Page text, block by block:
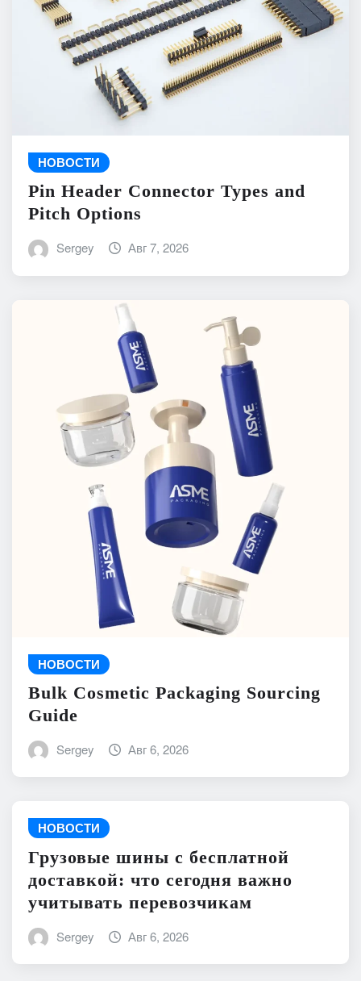
НОВОСТИ
Pin Header Connector Types and
Pitch Options
Sergey Авг 7, 2026
НОВОСТИ
Bulk Cosmetic Packaging Sourcing
Guide
Sergey Авг 6, 2026
НОВОСТИ
Грузовые шины с бесплатной
доставкой: что сегодня важно
учитывать перевозчикам
Sergey Авг 6, 2026